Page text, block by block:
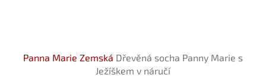
Panna Marie Zemská Dřevěná socha Panny Marie s
Ježíškem v náručí